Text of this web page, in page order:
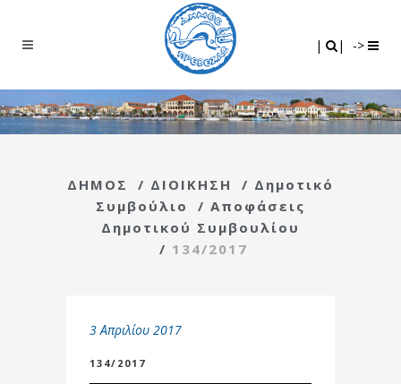
| | ->
ΔΗΜΟΣ / ΔΙΟΙΚΗΣΗ / Δημοτικό
Συμβούλιο
/ Αποφάσεις
Δημοτικού Συμβουλίου
/ 134/2017
3 Απριλίου 2017
134/2017